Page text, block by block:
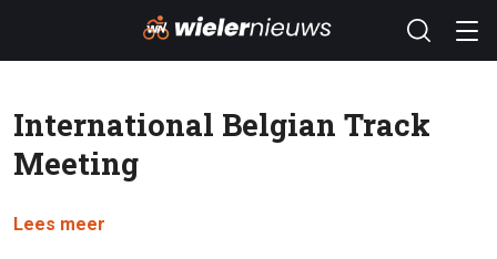
International Belgian Track
Meeting
Lees meer